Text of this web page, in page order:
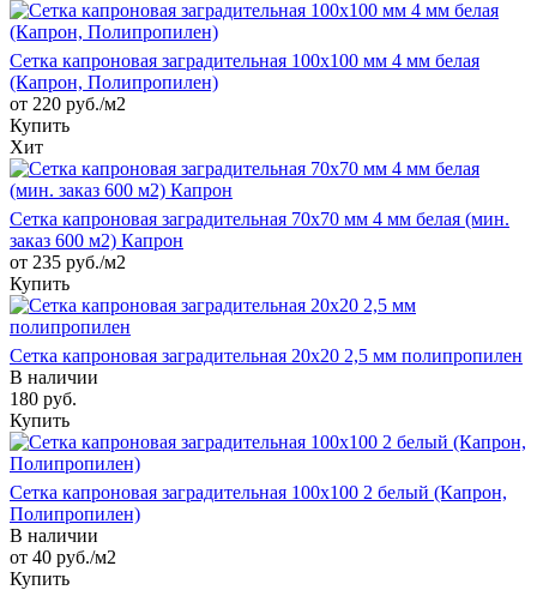
Сетка капроновая заградительная 100х100 мм 4 мм белая
(Капрон, Полипропилен)
от 220 руб./м2
Купить
Хит
Сетка капроновая заградительная 70х70 мм 4 мм белая (мин.
заказ 600 м2) Капрон
от 235 руб./м2
Купить
Сетка капроновая заградительная 20х20 2,5 мм полипропилен
В наличии
180 руб.
Купить
Сетка капроновая заградительная 100х100 2 белый (Капрон,
Полипропилен)
В наличии
от 40 руб./м2
Купить